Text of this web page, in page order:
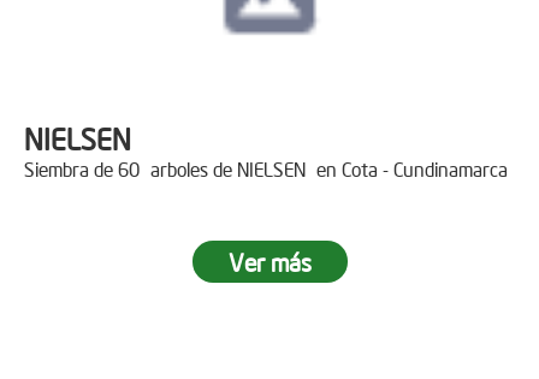
NIELSEN
Siembra de 60 arboles de NIELSEN en Cota - Cundinamarca
Ver más